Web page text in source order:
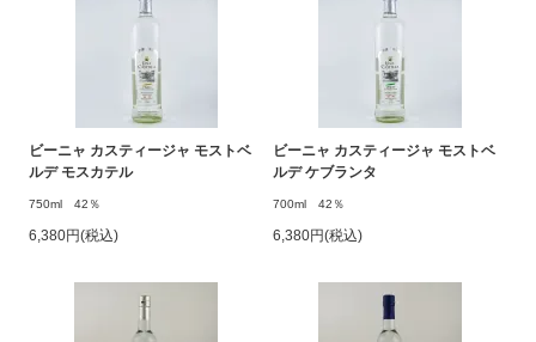
ビーニャ カスティージャ モストベ
ルデ モスカテル
750ml 42％
6,380円(税込)
ビーニャ カスティージャ モストベ
ルデ ケブランタ
700ml 42％
6,380円(税込)